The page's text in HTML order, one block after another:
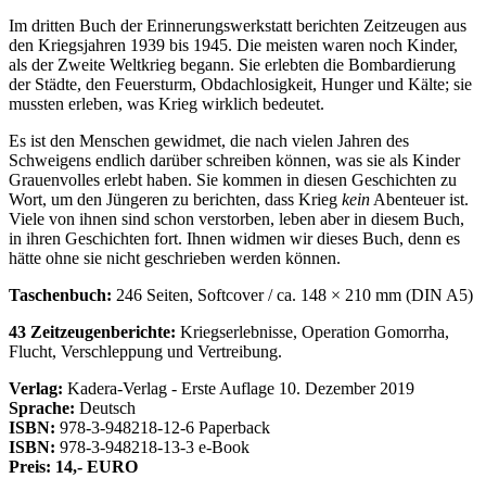
Im dritten Buch der Erinnerungswerkstatt berichten Zeitzeugen aus
den Kriegsjahren 1939 bis 1945. Die meisten waren noch Kinder,
als der Zweite Weltkrieg begann. Sie erlebten die Bombardierung
der Städte, den Feuersturm, Obdachlosigkeit, Hunger und Kälte; sie
mussten erleben, was Krieg wirklich bedeutet.
Es ist den Menschen gewidmet, die nach vielen Jahren des
Schweigens endlich darüber schreiben können, was sie als Kinder
Grauenvolles erlebt haben. Sie kommen in diesen Geschichten zu
Wort, um den Jüngeren zu berichten, dass Krieg kein Abenteuer ist.
Viele von ihnen sind schon verstorben, leben aber in diesem Buch,
in ihren Geschichten fort. Ihnen widmen wir dieses Buch, denn es
hätte ohne sie nicht geschrieben werden können.
Taschenbuch: 246 Seiten, Softcover / ca. 148 × 210 mm (DIN A5)
43 Zeitzeugenberichte: Kriegserlebnisse, Operation Gomorrha,
Flucht, Verschleppung und Vertreibung.
Verlag: Kadera-Verlag - Erste Auflage 10. Dezember 2019
Sprache: Deutsch
ISBN: 978-3-948218-12-6 Paperback
ISBN: 978-3-948218-13-3 e-Book
Preis: 14,- EURO